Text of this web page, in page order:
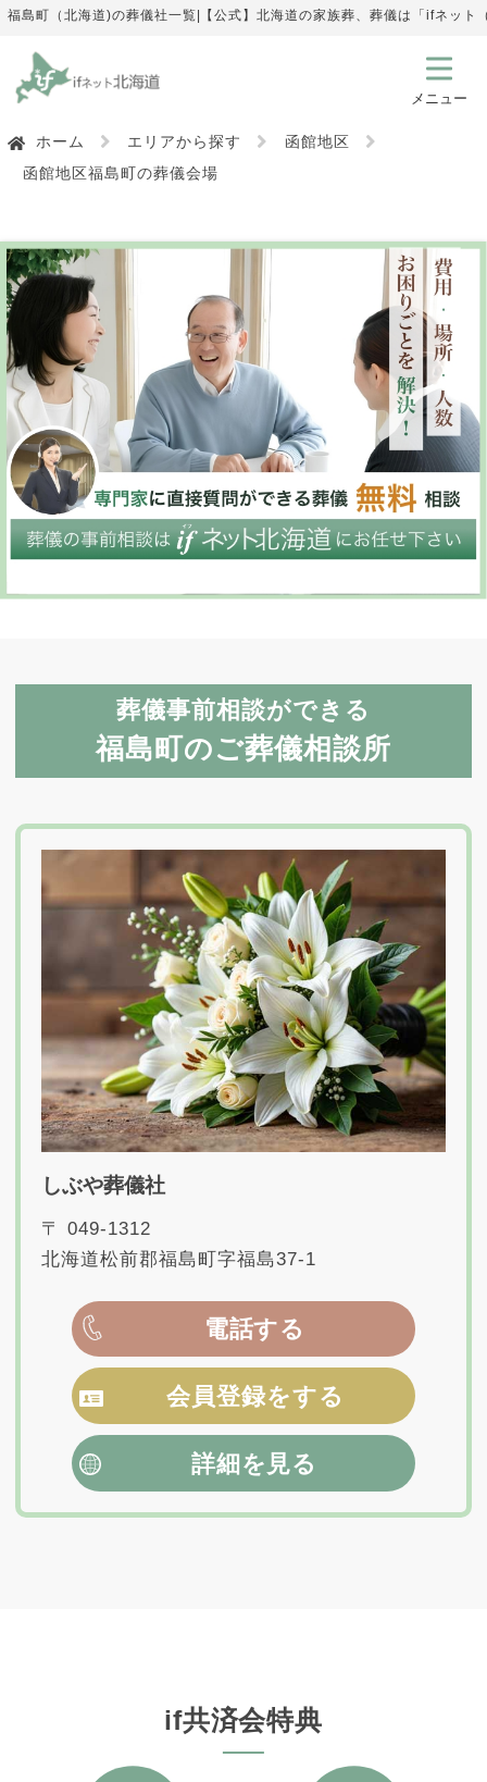
福島町（北海道)の葬儀社一覧|【公式】北海道の家族葬、葬儀は「ifネッ
ホーム エリアから探す
函館地区
函館地区福島町の葬儀会場
葬儀事前相談ができる
福島町のご葬儀相談所
しぶや葬儀社
〒 049-1312
北海道松前郡福島町字福島37-1
電話する
会員登録をする
詳細を見る
if共済会特典